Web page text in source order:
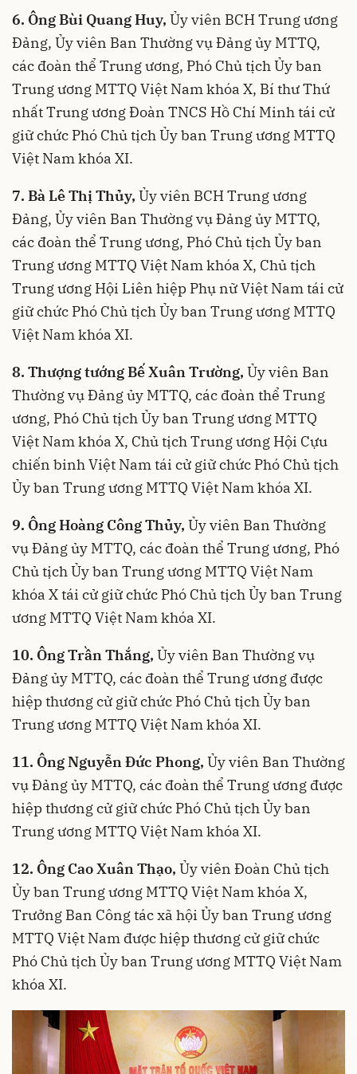
6. Ông Bùi Quang Huy, Ủy viên BCH Trung ương
Đảng, Ủy viên Ban Thường vụ Đảng ủy MTTQ,
các đoàn thể Trung ương, Phó Chủ tịch Ủy ban
Trung ương MTTQ Việt Nam khóa X, Bí thư Thứ
nhất Trung ương Đoàn TNCS Hồ Chí Minh tái cử
giữ chức Phó Chủ tịch Ủy ban Trung ương MTTQ
Việt Nam khóa XI.
7. Bà Lê Thị Thủy, Ủy viên BCH Trung ương
Đảng, Ủy viên Ban Thường vụ Đảng ủy MTTQ,
các đoàn thể Trung ương, Phó Chủ tịch Ủy ban
Trung ương MTTQ Việt Nam khóa X, Chủ tịch
Trung ương Hội Liên hiệp Phụ nữ Việt Nam tái cử
giữ chức Phó Chủ tịch Ủy ban Trung ương MTTQ
Việt Nam khóa XI.
8. Thượng tướng Bế Xuân Trường, Ủy viên Ban
Thường vụ Đảng ủy MTTQ, các đoàn thể Trung
ương, Phó Chủ tịch Ủy ban Trung ương MTTQ
Việt Nam khóa X, Chủ tịch Trung ương Hội Cựu
chiến binh Việt Nam tái cử giữ chức Phó Chủ tịch
Ủy ban Trung ương MTTQ Việt Nam khóa XI.
9. Ông Hoàng Công Thủy, Ủy viên Ban Thường
vụ Đảng ủy MTTQ, các đoàn thể Trung ương, Phó
Chủ tịch Ủy ban Trung ương MTTQ Việt Nam
khóa X tái cử giữ chức Phó Chủ tịch Ủy ban Trung
ương MTTQ Việt Nam khóa XI.
10. Ông Trần Thắng, Ủy viên Ban Thường vụ
Đảng ủy MTTQ, các đoàn thể Trung ương được
hiệp thương cử giữ chức Phó Chủ tịch Ủy ban
Trung ương MTTQ Việt Nam khóa XI.
11. Ông Nguyễn Đức Phong, Ủy viên Ban Thường
vụ Đảng ủy MTTQ, các đoàn thể Trung ương được
hiệp thương cử giữ chức Phó Chủ tịch Ủy ban
Trung ương MTTQ Việt Nam khóa XI.
12. Ông Cao Xuân Thạo, Ủy viên Đoàn Chủ tịch
Ủy ban Trung ương MTTQ Việt Nam khóa X,
Trưởng Ban Công tác xã hội Ủy ban Trung ương
MTTQ Việt Nam được hiệp thương cử giữ chức
Phó Chủ tịch Ủy ban Trung ương MTTQ Việt Nam
khóa XI.